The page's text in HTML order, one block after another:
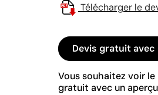
Télécharger le
Devis gratuit
Vous souhaitez voir
gratuit avec un